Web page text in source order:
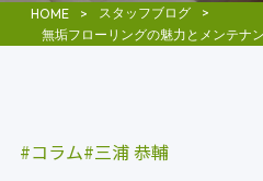
HOME
スタッフブログ
無垢フローリングの魅力とメンテナ
コラム 三浦 恭輔